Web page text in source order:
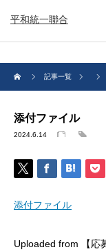
平和統一聯合
記事一覧
添付ファイル
2024.6.14
添付ファイル
Uploaded from 【応